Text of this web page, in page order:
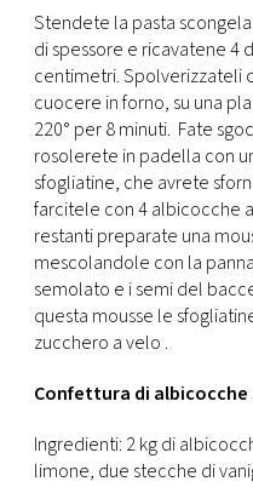
Stendete la pasta
di spessore e ricavatene 4
centimetri. Spolverizzateli
cuocere in forno, su una
220° per 8 minuti. Fate
rosolerete in padella con
sfogliatine, che avrete
farcitele con 4 albicocche
restanti preparate una
mescolandole con la
semolato e i semi del
questa mousse le
zucchero a velo .
Confettura di
Ingredienti: 2 kg di
limone, due stecche di